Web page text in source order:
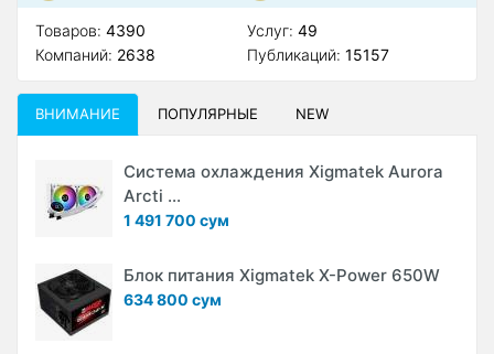
Товаров: 4390
Компаний: 2638
Услуг: 49
Публикаций: 15157
ВНИМАНИЕ ПОПУЛЯРНЫЕ NEW
Система охлаждения Xigmatek Aurora
Arcti ...
1 491 700 сум
Блок питания Xigmatek X-Power 650W
634 800 сум